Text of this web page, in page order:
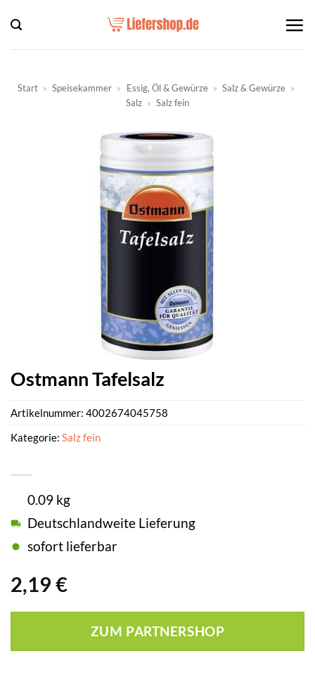
Inhalt
springen
Start » Speisekammer » Essig, Öl & Gewürze » Salz & Gewürze »
Salz » Salz fein
Ostmann Tafelsalz
2,19 €
0.09 kg
Deutschlandweite Lieferung
sofort lieferbar
ZUM PARTNERSHOP
Artikelnummer: 4002674045758
Kategorie: Salz fein